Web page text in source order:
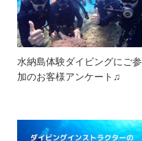
水納島体験ダイビングにご参
加のお客様アンケート♫